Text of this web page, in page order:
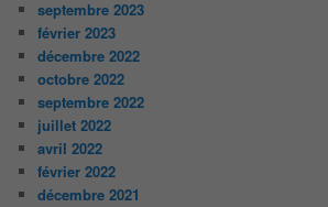
septembre 2023
février 2023
décembre 2022
octobre 2022
septembre 2022
juillet 2022
avril 2022
février 2022
décembre 2021